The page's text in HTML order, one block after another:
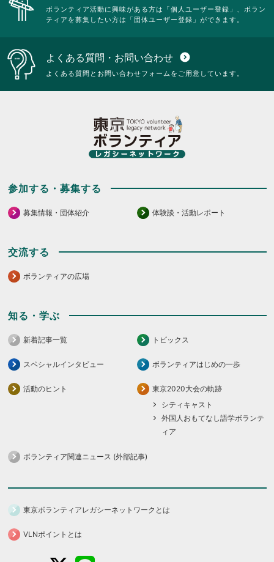
ボランティア活動に興味がある方は「個人ユーザー登録」、ボラン
ティアを募集したい方は「団体ユーザー登録」ができます。
よくある質問・お問い合わせ expand_circle_down
よくある質問とお問い合わせフォームをご用意しています。
参加する・募集する
募集情報・団体紹介 体験談・活動レポート
交流する
ボランティアの広場
知る・学ぶ
新着記事一覧 トピックス
スペシャルインタビュー ボランティアはじめの一歩
活動のヒント
東京2020大会の軌跡
シティキャスト
外国人おもてなし語学ボランテ
ィア
ボランティア関連ニュース (外部記事)
東京ボランティアレガシーネットワークとは
VLNポイントとは